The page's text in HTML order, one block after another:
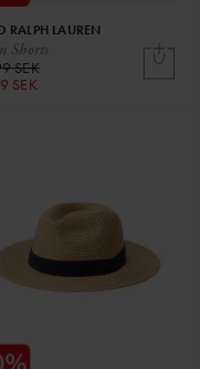
Shorts
RALPH LAUREN
SEK
SEK